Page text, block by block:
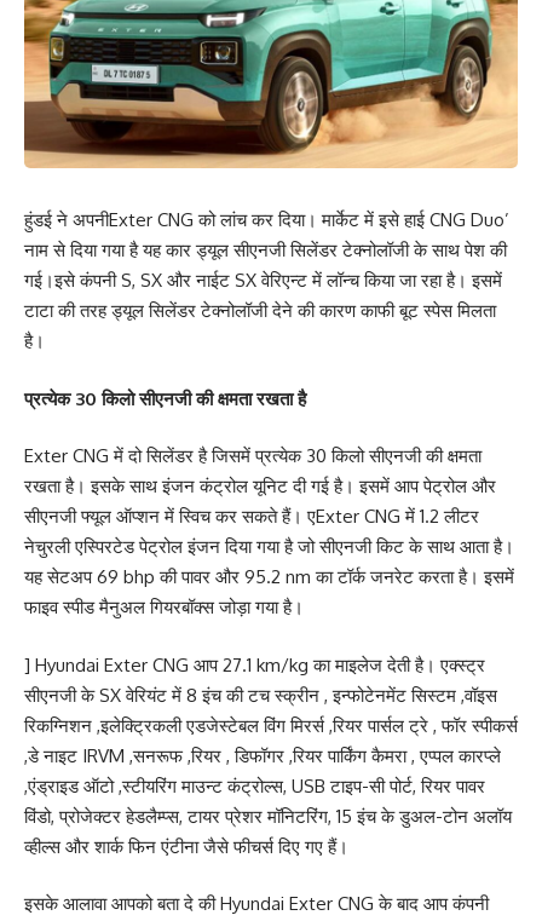
हुंडई ने अपनीExter CNG को लांच कर दिया। मार्केट में इसे हाई CNG Duo’
नाम से दिया गया है यह कार ड्यूल सीएनजी सिलेंडर टेक्नोलॉजी के साथ पेश की
गई।इसे कंपनी S, SX और नाईट SX वेरिएन्ट में लॉन्च किया जा रहा है। इसमें
टाटा की तरह ड्यूल सिलेंडर टेक्नोलॉजी देने की कारण काफी बूट स्पेस मिलता
है।
प्रत्येक 30 किलो सीएनजी की क्षमता रखता है
Exter CNG में दो सिलेंडर है जिसमें प्रत्येक 30 किलो सीएनजी की क्षमता
रखता है। इसके साथ इंजन कंट्रोल यूनिट दी गई है। इसमें आप पेट्रोल और
सीएनजी फ्यूल ऑप्शन में स्विच कर सकते हैं। एExter CNG में 1.2 लीटर
नेचुरली एस्पिरटेड पेट्रोल इंजन दिया गया है जो सीएनजी किट के साथ आता है।
यह सेटअप 69 bhp की पावर और 95.2 nm का टॉर्क जनरेट करता है। इसमें
फाइव स्पीड मैनुअल गियरबॉक्स जोड़ा गया है।
] Hyundai Exter CNG आप 27.1 km/kg का माइलेज देती है। एक्स्ट्र
सीएनजी के SX वेरियंट में 8 इंच की टच स्क्रीन , इन्फोटेनमेंट सिस्टम ,वॉइस
रिकग्निशन ,इलेक्ट्रिकली एडजेस्टेबल विंग मिरर्स ,रियर पार्सल ट्रे , फॉर स्पीकर्स
,डे नाइट IRVM ,सनरूफ ,रियर , डिफॉगर ,रियर पार्किंग कैमरा , एप्पल कारप्ले
,एंड्राइड ऑटो ,स्टीयरिंग माउन्ट कंट्रोल्स, USB टाइप-सी पोर्ट, रियर पावर
विंडो, प्रोजेक्टर हेडलैम्प्स, टायर प्रेशर मॉनिटरिंग, 15 इंच के डुअल-टोन अलॉय
व्हील्स और शार्क फिन एंटीना जैसे फीचर्स दिए गए हैं।
इसके आलावा आपको बता दे की Hyundai Exter CNG के बाद आप कंपनी